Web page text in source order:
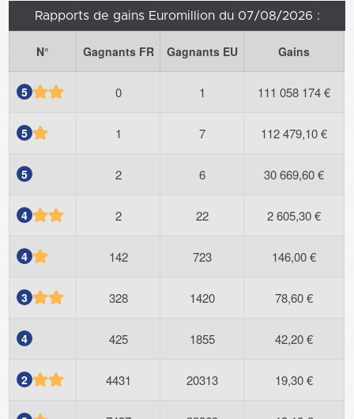
Rapports de gains Euromillion du 07/08/2026 :
N° Gagnants FR Gagnants EU Gains
5 0 1 111 058 174 €
5 1 7 112 479,10 €
5 2 6 30 669,60 €
4 2 22 2 605,30 €
4 142 723 146,00 €
3 328 1420 78,60 €
4 425 1855 42,20 €
2 4431 20313 19,30 €